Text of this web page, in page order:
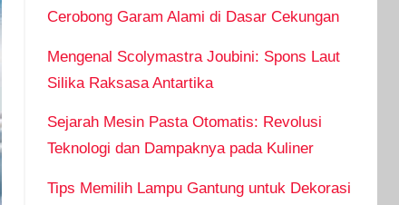
Cerobong Garam Alami di Dasar Cekungan
Mengenal Scolymastra Joubini: Spons Laut
Silika Raksasa Antartika
Sejarah Mesin Pasta Otomatis: Revolusi
Teknologi dan Dampaknya pada Kuliner
Tips Memilih Lampu Gantung untuk Dekorasi